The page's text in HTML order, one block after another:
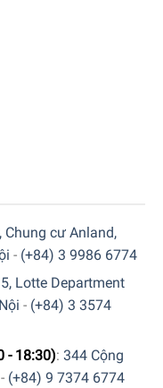
khi quá tải
quy định của nhà
máy.
Chung cư Anland,
- (+84) 3 9986 6774
Lotte Department
- (+84) 3 3574
- 18:30): 344 Cộng
- (+84) 9 7374 6774